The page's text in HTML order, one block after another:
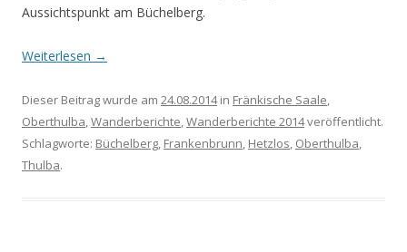
Aussichtspunkt am Büchelberg.
Weiterlesen →
Dieser Beitrag wurde am 24.08.2014in Fränkische Saale,
Oberthulba,Wanderberichte,Wanderberichte 2014veröffentlicht.
Schlagworte: Büchelberg, Frankenbrunn, Hetzlos, Oberthulba,
Thulba.